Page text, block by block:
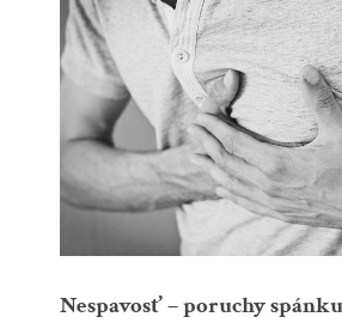
Nespavosť – poruchy spánku